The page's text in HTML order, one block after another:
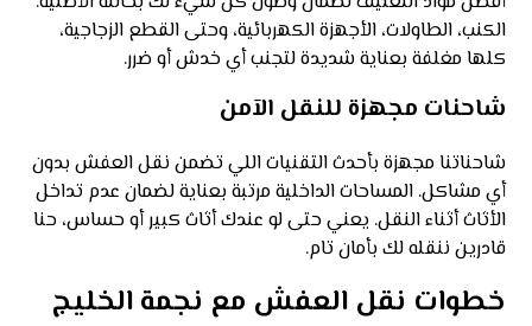
الكنب، الطاولات، الأجهزة الكهربائية، وحتى القطع الزجاجية،
كلها مغلفة بعناية شديدة لتجنب أي خدش أو ضرر.
شاحنات مجهزة للنقل الآمن
شاحناتنا مجهزة بأحدث التقنيات اللي تضمن نقل العفش بدون
أي مشاكل. المساحات الداخلية مرتبة بعناية لضمان عدم تداخل
الأثاث أثناء النقل. يعني حتى لو عندك أثاث كبير أو حساس، حنا
قادرين ننقله لك بأمان تام.
خطوات نقل العفش مع نجمة الخليج